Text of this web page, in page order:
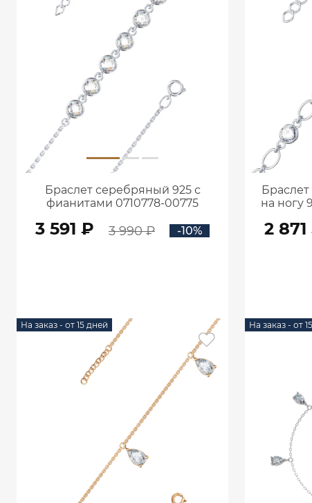
Браслет серебряный 925 с
фианитами 0710778-00775
3 591 ₽ 3 990 ₽ -10%
на ногу
2
На заказ - от 15 дней На заказ - от